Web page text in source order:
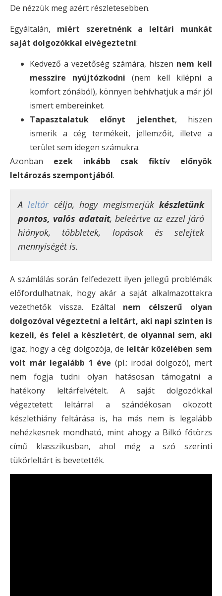
De nézzük meg azért részletesebben.
Egyáltalán, miért szeretnénk
a leltári munkát
saját dolgozókkal elvégeztetni:
Kedvező a vezetőség számára, hiszen nem kell
messzire nyújtózkodni (nem kell kilépni a
komfort zónából), könnyen behívhatjuk a már jól
ismert embereinket.
Tapasztalatuk előnyt jelenthet, hiszen
ismerik a cég termékeit, jellemzőit, illetve a
terület sem idegen számukra.
Azonban ezek inkább csak fiktív előnyök
leltározás szempontjából.
Aleltárcélja, hogy megismerjükkészletünk
pontos, valós adatait, beleértve az ezzel járó
hiányok, többletek, lopások és selejtek
mennyiségét is.
A számlálás során felfedezett ilyen jellegű problémák
előfordulhatnak, hogy akár a saját alkalmazottakra
vezethetők vissza. Ezáltal nem célszerű olyan
dolgozóval végeztetni a leltárt, aki napi szinten is
kezeli, és felel a készletért, de olyannal sem, aki
igaz, hogy a cég dolgozója, de leltár közelében sem
volt már legalább 1 éve (pl.: irodai dolgozó), mert
nem fogja tudni olyan hatásosan támogatni a
hatékony leltárfelvételt. A saját dolgozókkal
végeztetett leltárral a szándékosan okozott
készlethiány feltárása is, ha más nem is legalább
nehézkesnek mondható, mint ahogy a Bilkó főtörzs
című klasszikusban, ahol még a szó szerinti
tükörleltárt is bevetették.